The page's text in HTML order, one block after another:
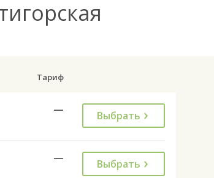
Тариф
— Выбрать
— Выбрать